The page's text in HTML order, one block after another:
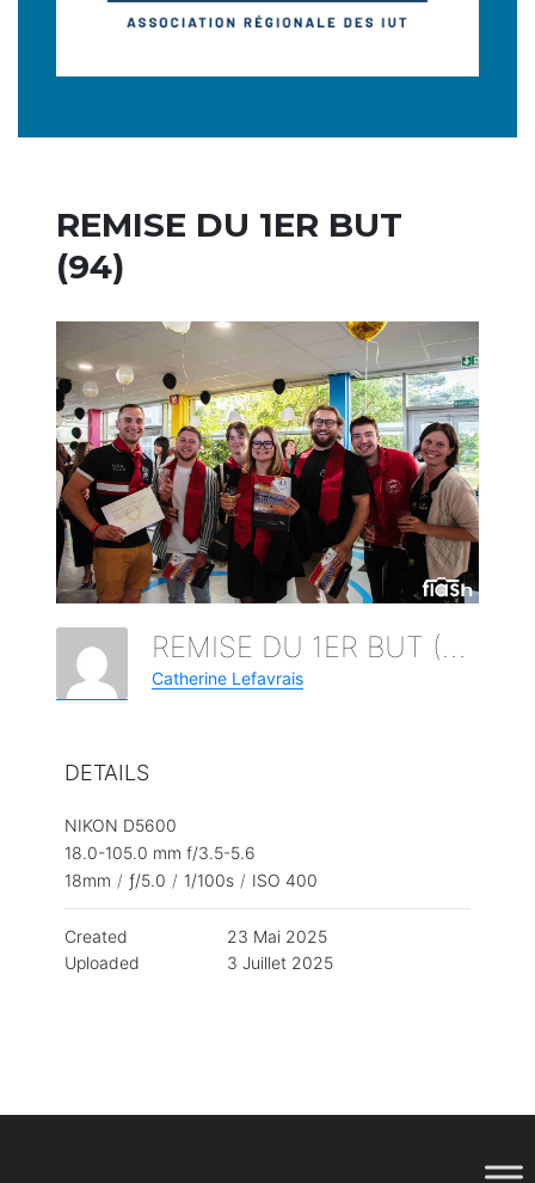
REMISE DU 1ER BUT
(94)
REMISE DU 1ER BUT (94)
Catherine Lefavrais
DETAILS
NIKON D5600
18.0-105.0 mm f/3.5-5.6
18mm / ƒ/5.0 / 1/100s / ISO 400
Created
23 Mai 2025
Uploaded
3 Juillet 2025